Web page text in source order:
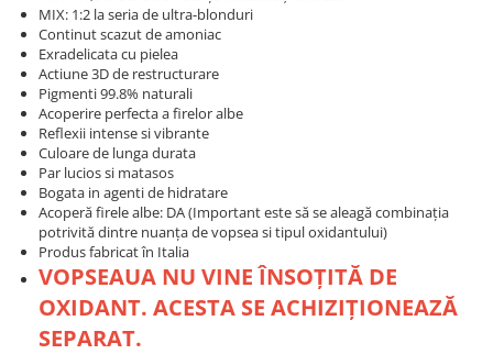
MIX: 1:2 la seria de ultra-blonduri
Continut scazut de amoniac
Exradelicata cu pielea
Actiune 3D de restructurare
Pigmenti 99.8% naturali
Acoperire perfecta a firelor albe
Reflexii intense si vibrante
Culoare de lunga durata
Par lucios si matasos
Bogata in agenti de hidratare
Acoperă firele albe: DA (Important este să se aleagă combinația
potrivită dintre nuanța de vopsea si tipul oxidantului)
Produs fabricat în Italia
VOPSEAUA NU VINE ÎNSOȚITĂ DE
OXIDANT. ACESTA SE ACHIZIȚIONEAZĂ
SEPARAT.